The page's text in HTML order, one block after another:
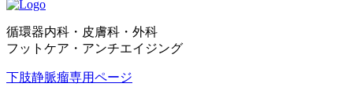
循環器内科・皮膚科・外科
フットケア・アンチエイジング
下肢静脈瘤専用ページ